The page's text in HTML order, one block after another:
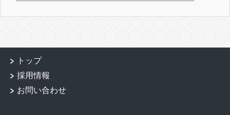
イ
トップ
採用情報
お問い合わせ